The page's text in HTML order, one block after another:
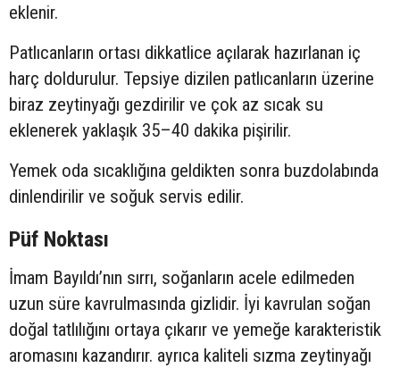
eklenir.
Patlıcanların ortası dikkatlice açılarak hazırlanan iç
harç doldurulur. Tepsiye dizilen patlıcanların üzerine
biraz zeytinyağı gezdirilir ve çok az sıcak su
eklenerek yaklaşık 35–40 dakika pişirilir.
Yemek oda sıcaklığına geldikten sonra buzdolabında
dinlendirilir ve soğuk servis edilir.
Püf Noktası
İmam Bayıldı’nın sırrı, soğanların acele edilmeden
uzun süre kavrulmasında gizlidir. İyi kavrulan soğan
doğal tatlılığını ortaya çıkarır ve yemeğe karakteristik
aromasını kazandırır. ayrıca kaliteli sızma zeytinyağı